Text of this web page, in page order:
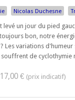
Nicolas Duchesne
levé un jour du pied
bon, notre
Les variations
de cyclothymie
€